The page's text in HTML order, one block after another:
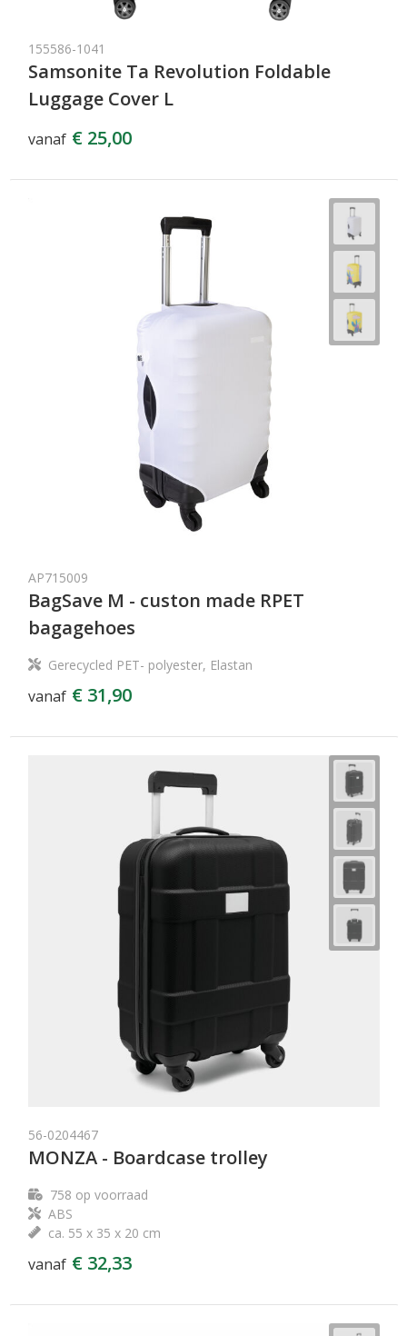
155586-1041
Samsonite Ta Revolution Foldable
Luggage Cover L
vanaf € 25,00
AP715009
BagSave M - custon made RPET
bagagehoes
Gerecycled PET- polyester, Elastan
vanaf € 31,90
56-0204467
MONZA - Boardcase trolley
758 op voorraad
ABS
ca. 55 x 35 x 20 cm
vanaf € 32,33